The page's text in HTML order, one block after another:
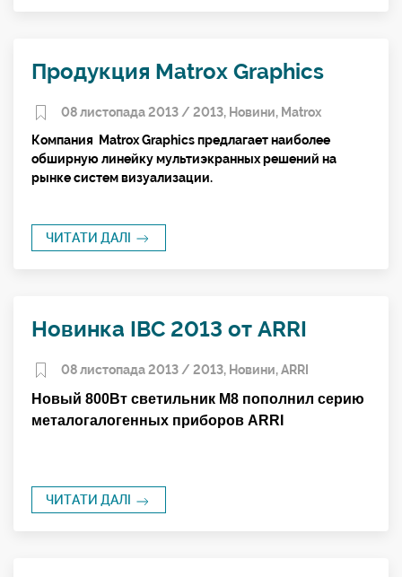
Продукция Matrox Graphics
08 листопада 2013 / 2013, Новини, Matrox
Компания
Matrox Graphicsпредлагает наиболее
обширную линейку мультиэкранных решений на
рынке систем визуализации.
ЧИТАТИ ДАЛІ
Новинка IBC 2013 от ARRI
08 листопада 2013 / 2013, Новини,ARRI
Новый 800Вт светильник М8 пополнил серию
металогалогенных приборов ARRI
ЧИТАТИ ДАЛІ